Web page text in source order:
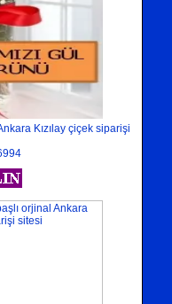
Kızılay çiçek siparişi